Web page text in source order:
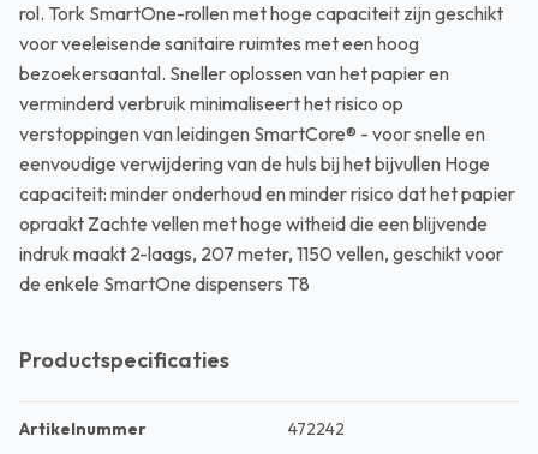
rol. Tork SmartOne-rollen met hoge capaciteit zijn geschikt
voor veeleisende sanitaire ruimtes met een hoog
bezoekersaantal. Sneller oplossen van het papier en
verminderd verbruik minimaliseert het risico op
verstoppingen van leidingen SmartCore® - voor snelle en
eenvoudige verwijdering van de huls bij het bijvullen Hoge
capaciteit: minder onderhoud en minder risico dat het papier
opraakt Zachte vellen met hoge witheid die een blijvende
indruk maakt 2-laags, 207 meter, 1150 vellen, geschikt voor
de enkele SmartOne dispensers T8
Productspecificaties
Artikelnummer 472242